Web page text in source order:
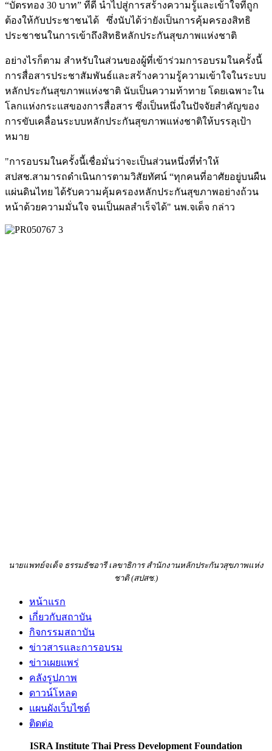
“บัตรทอง 30 บาท” ที่ดี นำไปสู่การสร้างความรู้และเข้าใจที่ถูก
ต้องให้กับประชาชนได้ ซึ่งนับได้ว่ายังเป็นการคุ้มครองสิทธิ
ประชาชนในการเข้าถึงสิทธิหลักประกันสุขภาพแห่งชาติ
อย่างไรก็ตาม สำหรับในส่วนของผู้ที่เข้าร่วมการอบรมในครั้งนี้
การสื่อสารประชาสัมพันธ์และสร้างความรู้ความเข้าใจในระบบ
หลักประกันสุขภาพแห่งชาติ นับเป็นความท้าทาย โดยเฉพาะใน
โลกแห่งกระแสของการสื่อสาร ซึ่งเป็นหนึ่งในปัจจัยสำคัญของ
การขับเคลื่อนระบบหลักประกันสุขภาพแห่งชาติให้บรรลุเป้า
หมาย
"การอบรมในครั้งนี้เชื่อมั่นว่าจะเป็นส่วนหนึ่งที่ทำให้
สปสช.สามารถดำเนินการตามวิสัยทัศน์ “ทุกคนที่อาศัยอยู่บนผืน
แผ่นดินไทย ได้รับความคุ้มครองหลักประกันสุขภาพอย่างถ้วน
หน้าด้วยความมั่นใจ จนเป็นผลสำเร็จได้" นพ.จเด็จ กล่าว
นายแพทย์จเด็จ ธรรมธัชอารี เลขาธิการ สำนักงานหลักประกันวสุขภาพแห่ง
ชาติ (สปสช.)
หน้าแรก
เกี่ยวกับสถาบัน
กิจกรรมสถาบัน
ข่าวสารและการอบรม
ข่าวเผยแพร่
คลังรูปภาพ
ดาวน์โหลด
แผนผังเว็บไซต์
ติดต่อ
ISRA Institute Thai Press Development Foundation